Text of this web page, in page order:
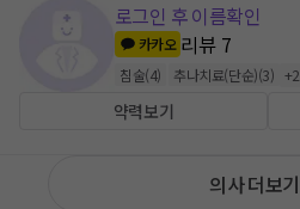
로그인 후 이름확인
카카오 리뷰 7
침술(4) 추나치료(단순)(3) +2
약력보기
의사 더보기